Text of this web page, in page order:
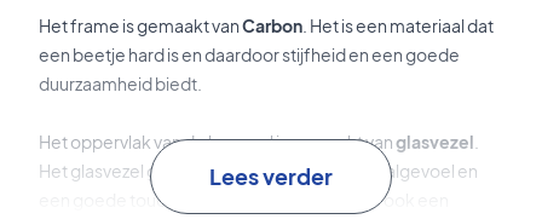
Het frame is gemaakt vanCarbon . Het is een materiaal dat
een beetje hard is en daardoor stijfheid en een goede
duurzaamheid biedt.
Het oppervlak van de knuppel is gemaakt vanglasvezel
Het glasvezel geeft een goede elasticiteit, balgevoel en
een goede touch aan je slagen. Het geeft je ook een
Lees verder